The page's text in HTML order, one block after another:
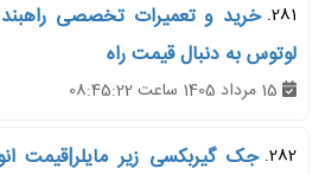
281. خرید و تعمیرات تخصصی
لوتوس به دنبال قیمت راه
282. جک گیربکسی زیر